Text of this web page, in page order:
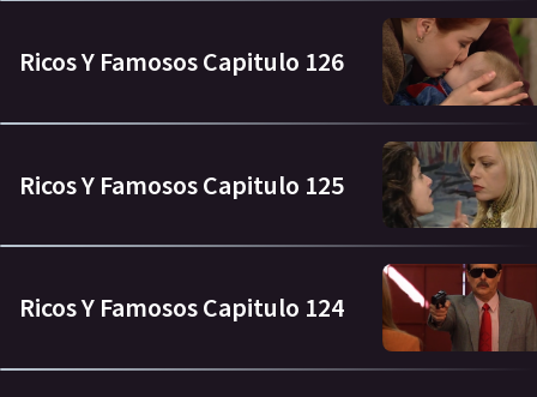
Ricos Y Famosos Capitulo 126
Ricos Y Famosos Capitulo 125
Ricos Y Famosos Capitulo 124